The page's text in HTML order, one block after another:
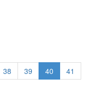
38 39 40
41